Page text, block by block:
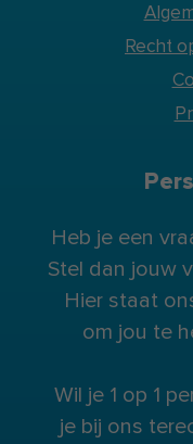
Recht
Heb je een
Stel dan jouw
Hier staat
om jou te
Wil je 1 op 1
je bij ons